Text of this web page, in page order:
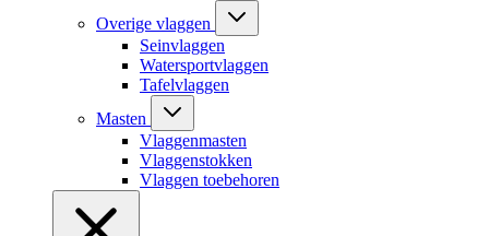
Overige vlaggen
Seinvlaggen
Watersportvlaggen
Tafelvlaggen
Masten
Vlaggenmasten
Vlaggenstokken
Vlaggen toebehoren